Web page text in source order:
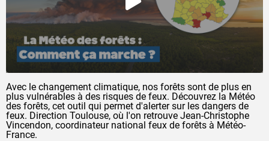
Avec le changement climatique, nos forêts sont de plus en
plus vulnérables à des risques de feux. Découvrez la Météo
des forêts, cet outil qui permet d'alerter sur les dangers de
feux. Direction Toulouse, où l'on retrouve Jean-Christophe
Vincendon, coordinateur national feux de forêts à Météo-
France.